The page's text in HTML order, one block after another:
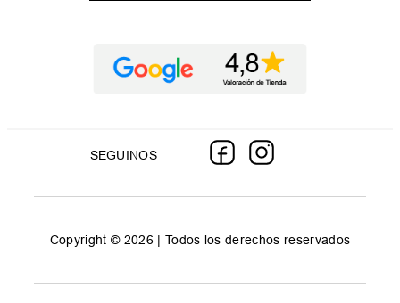
SEGUINOS
Copyright © 2026 | Todos los derechos reservados